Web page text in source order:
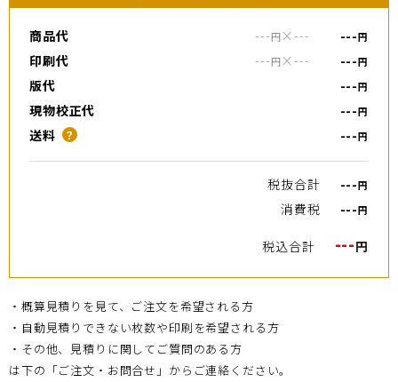
商品代 ---円×--- ---円
印刷代 ---円×--- ---円
版代 ---円
現物校正代 ---円
送料 ？ ---円
税抜合計 ---円
消費税 ---円
税込合計 ---円
・概算見積りを見て、ご注文を希望される方
・自動見積りできない枚数や印刷を希望される方
・その他、見積りに関してご質問のある方
は下の「ご注文・お問合せ」からご連絡ください。